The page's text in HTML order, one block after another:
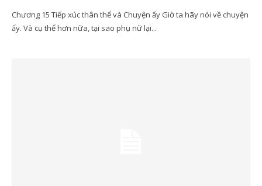
Chương 15 Tiếp xúc thân thể và Chuyện ấy ​Giờ ta hãy nói về chuyện
ấy. Và cụ thể hơn nữa, tại sao phụ nữ lại...